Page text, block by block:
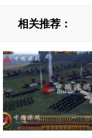
相关推荐：